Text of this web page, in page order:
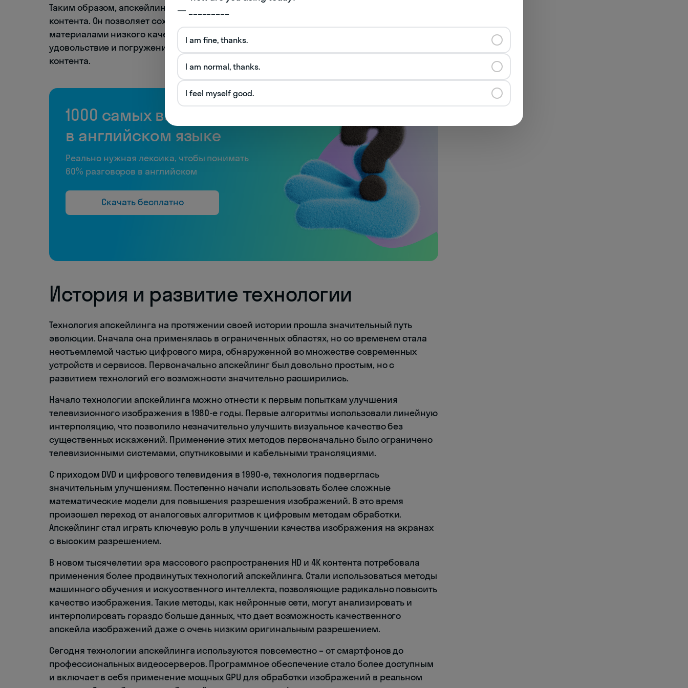
Таким образом, апскейлинг играет ключевую роль в современном мире цифрового
контента. Он позволяет сохранять высокий уровень детализации даже при работе с
материалами низкого качества, обеспечивая пользователям наивысшее визуальное
удовольствие и погружение в игровой процесс или при просмотре мультимедийного
контента.
1000 самых важных слов
в английском языке
Реально нужная лексика, чтобы понимать
60% разговоров в английском
Скачать бесплатно
История и развитие технологии
Технология апскейлинга на протяжении своей истории прошла значительный путь
эволюции. Сначала она применялась в ограниченных областях, но со временем стала
неотъемлемой частью цифрового мира, обнаруженной во множестве современных
устройств и сервисов. Первоначально апскейлинг был довольно простым, но с
развитием технологий его возможности значительно расширились.
Начало технологии апскейлинга можно отнести к первым попыткам улучшения
телевизионного изображения в 1980-е годы. Первые алгоритмы использовали линейную
интерполяцию, что позволило незначительно улучшить визуальное качество без
существенных искажений. Применение этих методов первоначально было ограничено
телевизионными системами, спутниковыми и кабельными трансляциями.
С приходом DVD и цифрового телевидения в 1990-е, технология подверглась
значительным улучшениям. Постепенно начали использовать более сложные
математические модели для повышения разрешения изображений. В это время
произошел переход от аналоговых алгоритмов к цифровым методам обработки.
Апскейлинг стал играть ключевую роль в улучшении качества изображения на экранах
с высоким разрешением.
В новом тысячелетии эра массового распространения HD и 4K контента потребовала
применения более продвинутых технологий апскейлинга. Стали использоваться методы
машинного обучения и искусственного интеллекта, позволяющие радикально повысить
качество изображения. Такие методы, как нейронные сети, могут анализировать и
интерполировать гораздо больше данных, что дает возможность качественного
апскейла изображений даже с очень низким оригинальным разрешением.
Сегодня технологии апскейлинга используются повсеместно – от смартфонов до
профессиональных видеосерверов. Программное обеспечение стало более доступным
и включает в себя применение мощных GPU для обработки изображений в реальном
— _________
I am fine, thanks.
I am normal, thanks.
I feel myself good.